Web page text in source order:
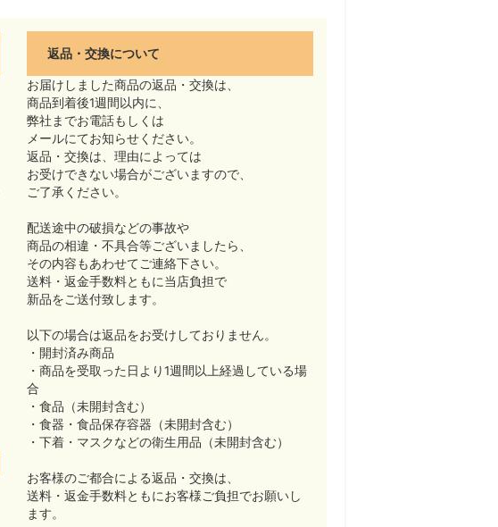
返品・交換について
お届けしました商品の返品・交換は、
商品到着後1週間以内に、
弊社までお電話もしくは
メールにてお知らせください。
返品・交換は、理由によっては
お受けできない場合がございますので、
ご了承ください。
配送途中の破損などの事故や
商品の相違・不具合等ございましたら、
その内容もあわせてご連絡下さい。
送料・返金手数料ともに当店負担で
新品をご送付致します。
以下の場合は返品をお受けしておりません。
・開封済み商品
・商品を受取った日より1週間以上経過している場
合
・食品（未開封含む）
・食器・食品保存容器（未開封含む）
・下着・マスクなどの衛生用品（未開封含む）
お客様のご都合による返品・交換は、
送料・返金手数料ともにお客様ご負担でお願いし
ます。